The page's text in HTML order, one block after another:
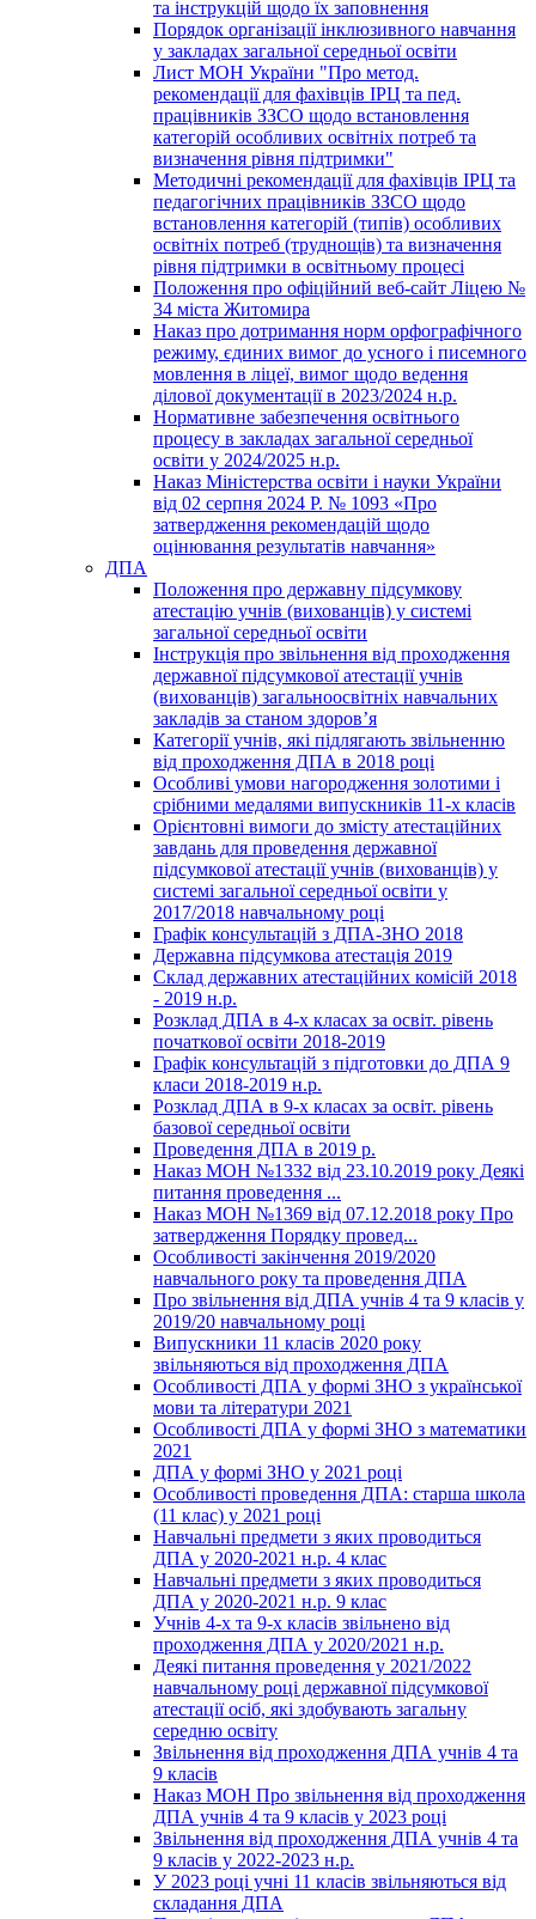
та інструкцій щодо їх заповнення
Порядок організації інклюзивного навчання
у закладах загальної середньої освіти
Лист МОН України "Про метод.
рекомендації для фахівців ІРЦ та пед.
працівників ЗЗСО щодо встановлення
категорій особливих освітніх потреб та
визначення рівня підтримки"
Методичні рекомендації для фахівців ІРЦ та
педагогічних працівників ЗЗСО щодо
встановлення категорій (типів) особливих
освітніх потреб (труднощів) та визначення
рівня підтримки в освітньому процесі
Положення про офіційний веб-сайт Ліцею №
34 міста Житомира
Наказ про дотримання норм орфографічного
режиму, єдиних вимог до усного і писемного
мовлення в ліцеї, вимог щодо ведення
ділової документації в 2023/2024 н.р.
Нормативне забезпечення освітнього
процесу в закладах загальної середньої
освіти у 2024/2025 н.р.
Наказ Міністерства освіти і науки України
від 02 серпня 2024 Р. № 1093 «Про
затвердження рекомендацій щодо
оцінювання результатів навчання»
ДПА
Положення про державну підсумкову
атестацію учнів (вихованців) у системі
загальної середньої освіти
Інструкція про звільнення від проходження
державної підсумкової атестації учнів
(вихованців) загальноосвітніх навчальних
закладів за станом здоров’я
Категорії учнів, які підлягають звільненню
від проходження ДПА в 2018 році
Особливі умови нагородження золотими і
срібними медалями випускників 11-х класів
Орієнтовні вимоги до змісту атестаційних
завдань для проведення державної
підсумкової атестації учнів (вихованців) у
системі загальної середньої освіти у
2017/2018 навчальному році
Графік консультацій з ДПА-ЗНО 2018
Державна підсумкова атестація 2019
Склад державних атестаційних комісій 2018
- 2019 н.р.
Розклад ДПА в 4-х класах за освіт. рівень
початкової освіти 2018-2019
Графік консультацій з підготовки до ДПА 9
класи 2018-2019 н.р.
Розклад ДПА в 9-х класах за освіт. рівень
базової середньої освіти
Проведення ДПА в 2019 р.
Наказ МОН №1332 від 23.10.2019 року Деякі
питання проведення ...
Наказ МОН №1369 від 07.12.2018 року Про
затвердження Порядку провед...
Особливості закінчення 2019/2020
навчального року та проведення ДПА
Про звільнення від ДПА учнів 4 та 9 класів у
2019/20 навчальному році
Випускники 11 класів 2020 року
звільняються від проходження ДПА
Особливості ДПА у формі ЗНО з української
мови та літератури 2021
Особливості ДПА у формі ЗНО з математики
2021
ДПА у формі ЗНО у 2021 році
Особливості проведення ДПА: старша школа
(11 клас) у 2021 році
Навчальні предмети з яких проводиться
ДПА у 2020-2021 н.р. 4 клас
Навчальні предмети з яких проводиться
ДПА у 2020-2021 н.р. 9 клас
Учнів 4-х та 9-х класів звільнено від
проходження ДПА у 2020/2021 н.р.
Деякі питання проведення у 2021/2022
навчальному році державної підсумкової
атестації осіб, які здобувають загальну
середню освіту
Звільнення від проходження ДПА учнів 4 та
9 класів
Наказ МОН Про звільнення від проходження
ДПА учнів 4 та 9 класів у 2023 році
Звільнення від проходження ДПА учнів 4 та
9 класів у 2022-2023 н.р.
У 2023 році учні 11 класів звільняються від
складання ДПА